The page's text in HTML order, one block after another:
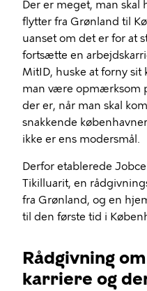
Der er meget, man skal
flytter fra Grønland til
uanset om det er for at
fortsætte en
MitID, huske at forny sit
man være opmærksom
der er, når man skal
snakkende
ikke er ens modersmål.
Derfor etablerede
Tikilluarit, en
fra Grønland, og en
til den første tid i
Rådgivning
karriere og